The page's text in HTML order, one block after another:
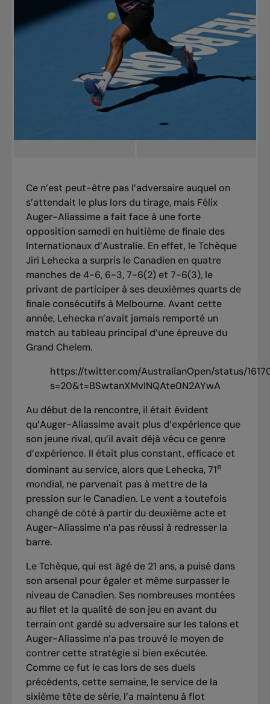
Ce n’est peut-être pas l’adversaire auquel on
s’attendait le plus lors du tirage, mais Félix
Auger-Aliassime a fait face à une forte
opposition samedi en huitième de finale des
Internationaux d’Australie. En effet, le Tchèque
Jiri Lehecka a surpris le Canadien en quatre
manches de 4-6, 6-3, 7-6(2) et 7-6(3), le
privant de participer à ses deuxièmes quarts de
finale consécutifs à Melbourne. Avant cette
année, Lehecka n’avait jamais remporté un
match au tableau principal d’une épreuve du
Grand Chelem.
https://twitter.com/AustralianOpen/status/
s=20&t=BSwtanXMvINQAte0N2AYwA
Au début de la rencontre, il était évident
qu’Auger-Aliassime avait plus d’expérience que
son jeune rival, qu’il avait déjà vécu ce genre
d’expérience. Il était plus constant, efficace et
dominant au service, alors que Lehecka, 71e
mondial, ne parvenait pas à mettre de la
pression sur le Canadien. Le vent a toutefois
changé de côté à partir du deuxième acte et
Auger-Aliassime n’a pas réussi à redresser la
barre.
Le Tchèque, qui est âgé de 21 ans, a puisé dans
son arsenal pour égaler et même surpasser le
niveau de Canadien. Ses nombreuses montées
au filet et la qualité de son jeu en avant du
terrain ont gardé su adversaire sur les talons et
Auger-Aliassime n’a pas trouvé le moyen de
contrer cette stratégie si bien exécutée.
Comme ce fut le cas lors de ses duels
précédents, cette semaine, le service de la
sixième tête de série, l’a maintenu à flot